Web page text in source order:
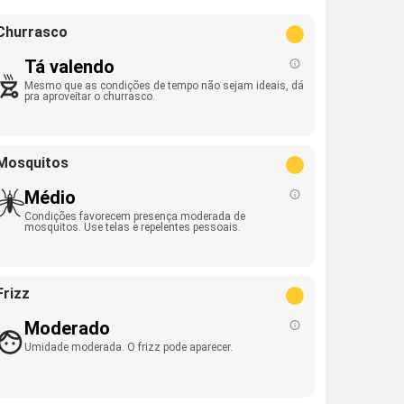
Tá valendo
Mesmo que as condições de tempo não sejam ideais, dá
pra aproveitar o churrasco.
Médio
Condições favorecem presença moderada de
mosquitos. Use telas e repelentes pessoais.
Moderado
Umidade moderada. O frizz pode aparecer.